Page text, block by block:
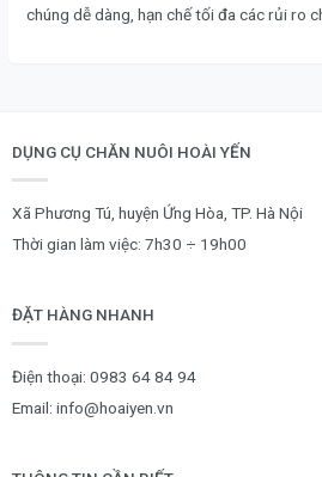
chúng dễ dàng, hạn chế tối đa các rủi ro
DỤNG CỤ CHĂN NUÔI HOÀI YẾN
Xã Phương Tú, huyện Ứng Hòa, TP. Hà Nội
Thời gian làm việc: 7h30 ÷ 19h00
ĐẶT HÀNG NHANH
Điện thoại: 0983 64 84 94
Email: info@hoaiyen.vn